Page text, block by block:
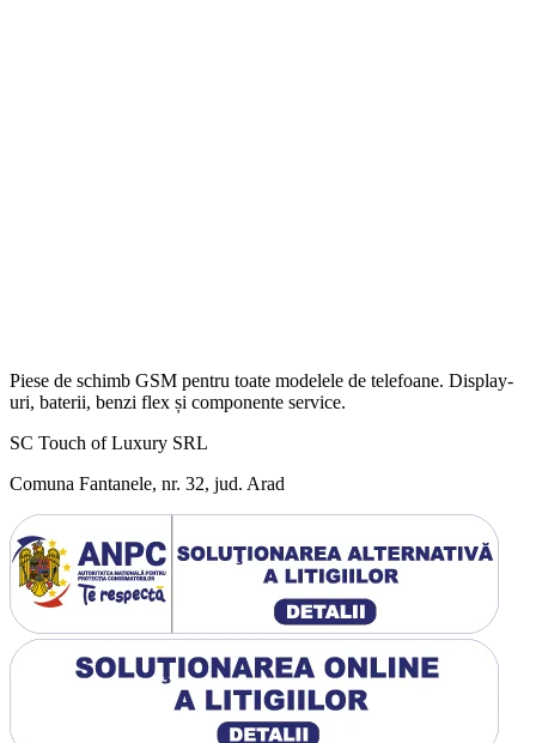
Piese de schimb GSM pentru toate modelele de telefoane. Display-
uri, baterii, benzi flex și componente service.
SC Touch of Luxury SRL
Comuna Fantanele, nr. 32, jud. Arad